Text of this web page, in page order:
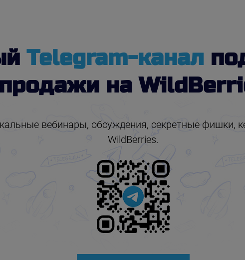
Telegram-канал
продажи на
вебинары, обсуждения, секретные фишки,
WildBerries.